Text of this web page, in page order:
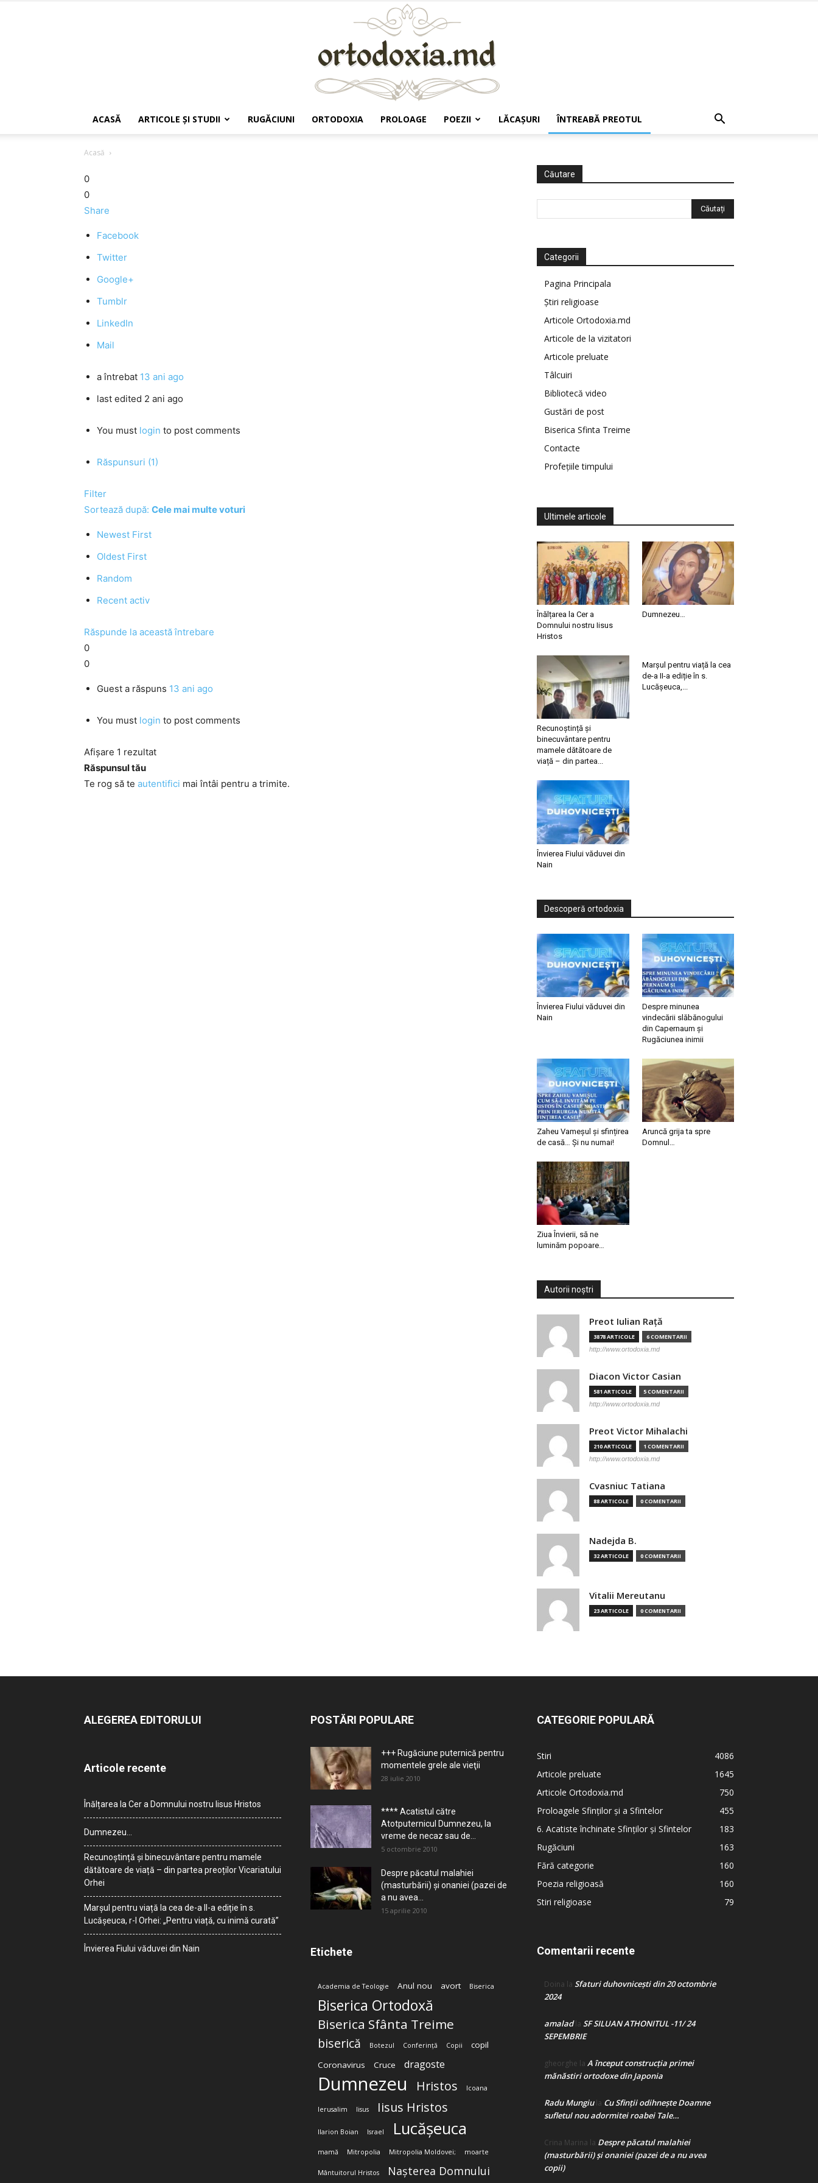
ACASĂ ARTICOLE ŞI STUDII RUGĂCIUNI ORTODOXIA PROLOAGE POEZII LĂCAŞURI ÎNTREABĂ PREOTUL
Acasă
0
0
Share
Facebook
Twitter
Google+
Tumblr
LinkedIn
Mail
a întrebat 13 ani ago
last edited 2 ani ago
You must login to post comments
Răspunsuri (1)
Filter
Sortează după: Cele mai multe voturi
Newest First
Oldest First
Random
Recent activ
Răspunde la această întrebare
0
0
Guest a răspuns 13 ani ago
You must login to post comments
Afișare 1 rezultat
Răspunsul tău
Te rog să te autentifici mai întâi pentru a trimite.
Căutare
Categorii
Pagina Principala
Știri religioase
Articole Ortodoxia.md
Articole de la vizitatori
Articole preluate
Tâlcuiri
Bibliotecă video
Gustări de post
Biserica Sfinta Treime
Contacte
Profețiile timpului
Ultimele articole
Înălțarea la Cer a
Domnului nostru Iisus
Hristos
Dumnezeu…
Recunoștință și
binecuvântare pentru
mamele dătătoare de
viață – din partea...
Marșul pentru viață la cea
de-a II-a ediție în s.
Lucășeuca,...
Învierea Fiului văduvei din
Nain
Descoperă ortodoxia
Învierea Fiului văduvei din
Nain
Despre minunea
vindecării slăbănogului
din Capernaum și
Rugăciunea inimii
Zaheu Vameșul și sfințirea
de casă… Și nu numai!
Aruncă grija ta spre
Domnul…
Ziua Învierii, să ne
luminăm popoare…
Autorii noștri
Preot Iulian Raţă
3878 ARTICOLE 6 COMENTARII
http://www.ortodoxia.md
Diacon Victor Casian
581 ARTICOLE 5 COMENTARII
http://www.ortodoxia.md
Preot Victor Mihalachi
210 ARTICOLE 1 COMENTARII
http://www.ortodoxia.md
Cvasniuc Tatiana
88 ARTICOLE 0 COMENTARII
Nadejda B.
32 ARTICOLE 0 COMENTARII
Vitalii Mereutanu
23 ARTICOLE 0 COMENTARII
ALEGEREA EDITORULUI
Articole recente
Înălțarea la Cer a Domnului nostru Iisus Hristos
Dumnezeu…
Recunoștință și binecuvântare pentru mamele
dătătoare de viață – din partea preoților Vicariatului
Orhei
Marșul pentru viață la cea de-a II-a ediție în s.
Lucășeuca, r-l Orhei: „Pentru viață, cu inimă curată”
Învierea Fiului văduvei din Nain
POSTĂRI POPULARE
+++ Rugăciune puternică pentru
momentele grele ale vieţii
28 iulie 2010
**** Acatistul către
Atotputernicul Dumnezeu, la
vreme de necaz sau de...
5 octombrie 2010
Despre păcatul malahiei
(masturbării) şi onaniei (pazei de
a nu avea...
15 aprilie 2010
Etichete
Academia de Teologie Anul nou avort Biserica
Biserica Ortodoxă
Biserica Sfânta Treime
biserică Botezul Conferință Copii
copil
Coronavirus
Cruce dragoste
Dumnezeu Hristos Icoana
Ierusalim Iisus Iisus Hristos
Ilarion Boian Israel Lucășeuca
mamă Mitropolia Mitropolia Moldovei; moarte
Mântuitorul Hristos Nașterea Domnului
CATEGORIE POPULARĂ
Stiri
4086
Articole preluate
1645
Articole Ortodoxia.md
750
Proloagele Sfinților și a Sfintelor
455
6. Acatiste închinate Sfinților și Sfintelor
183
Rugăciuni
163
Fără categorie
160
Poezia religioasă
160
Stiri religioase
79
Comentarii recente
Doina la Sfaturi duhovnicești din 20 octombrie
2024
amaladla SF SILUAN ATHONITUL -11/ 24
SEPEMBRIE
gheorghe la A început construcţia primei
mănăstiri ortodoxe din Japonia
Radu Mungiula Cu Sfinții odihnește Doamne
sufletul nou adormitei roabei Tale…
Crina Marina la Despre păcatul malahiei
(masturbării) şi onaniei (pazei de a nu avea
copii)